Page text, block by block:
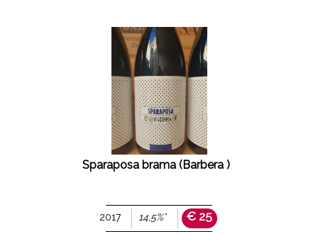
Sparaposa brama (Barbera )
2017 14,5%° € 25